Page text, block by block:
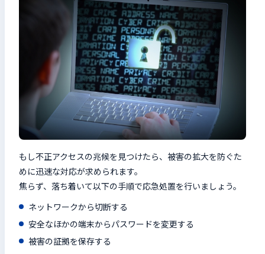
もし不正アクセスの兆候を見つけたら、被害の拡大を防ぐた
めに迅速な対応が求められます。
焦らず、落ち着いて以下の手順で応急処置を行いましょう。
ネットワークから切断する
安全なほかの端末からパスワードを変更する
被害の証拠を保存する